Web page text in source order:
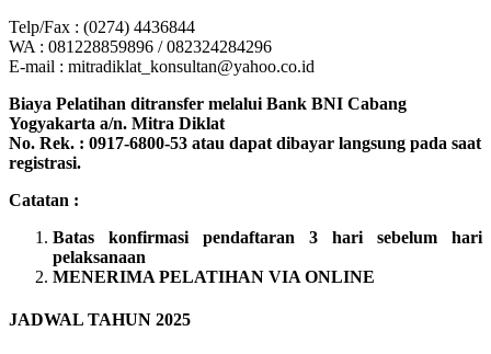
Telp/Fax : (0274) 4436844
WA : 081228859896 / 082324284296
E-mail : mitradiklat_konsultan@yahoo.co.id
Biaya Pelatihan ditransfer melalui Bank BNI Cabang
Yogyakarta a/n. Mitra Diklat
No. Rek. : 0917-6800-53 atau dapat dibayar langsung pada saat
registrasi.
Catatan :
Batas konfirmasi pendaftaran 3 hari sebelum hari
pelaksanaan
MENERIMA PELATIHAN VIA ONLINE
JADWAL TAHUN 2025